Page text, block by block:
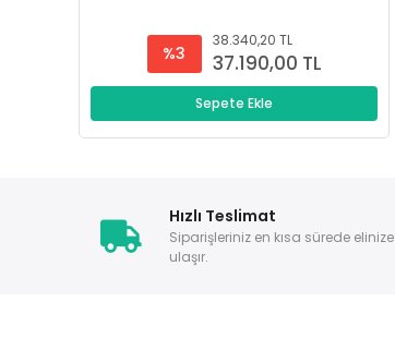
%3
38.340,20 TL
37.190,00 TL
Sepete Ekle
Hızlı Teslimat
Siparişleriniz en kısa sürede elinize
ulaşır.